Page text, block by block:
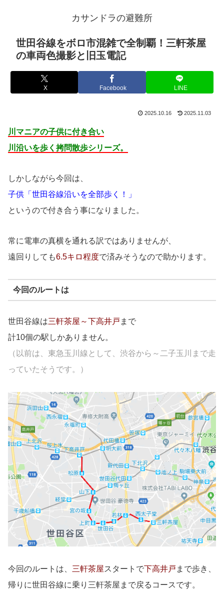
カサンドラの避難所
世田谷線をボロ市混雑で全制覇！三軒茶屋
の車両色撮影と旧玉電記
X Facebook LINE
2025.10.16 2025.11.03
川マニアの子供に付き合い
川沿いを歩く拷問散歩シリーズ。
しかしながら今回は、
子供「世田谷線沿いを全部歩く！」
というので付き合う事になりました。
常に電車の真横を通れる訳ではありませんが、
遠回りしても6.5キロ程度で済みそうなので助かります。
今回のルートは
世田谷線は三軒茶屋～下高井戸 まで
計10個の駅しかありません。
（以前は、東急玉川線として、渋谷から～二子玉川まで走
っていたそうです。）
今回のルートは、 三軒茶屋スタートで下高井戸 まで歩き、
帰りに世田谷線に乗り三軒茶屋まで戻るコースです。